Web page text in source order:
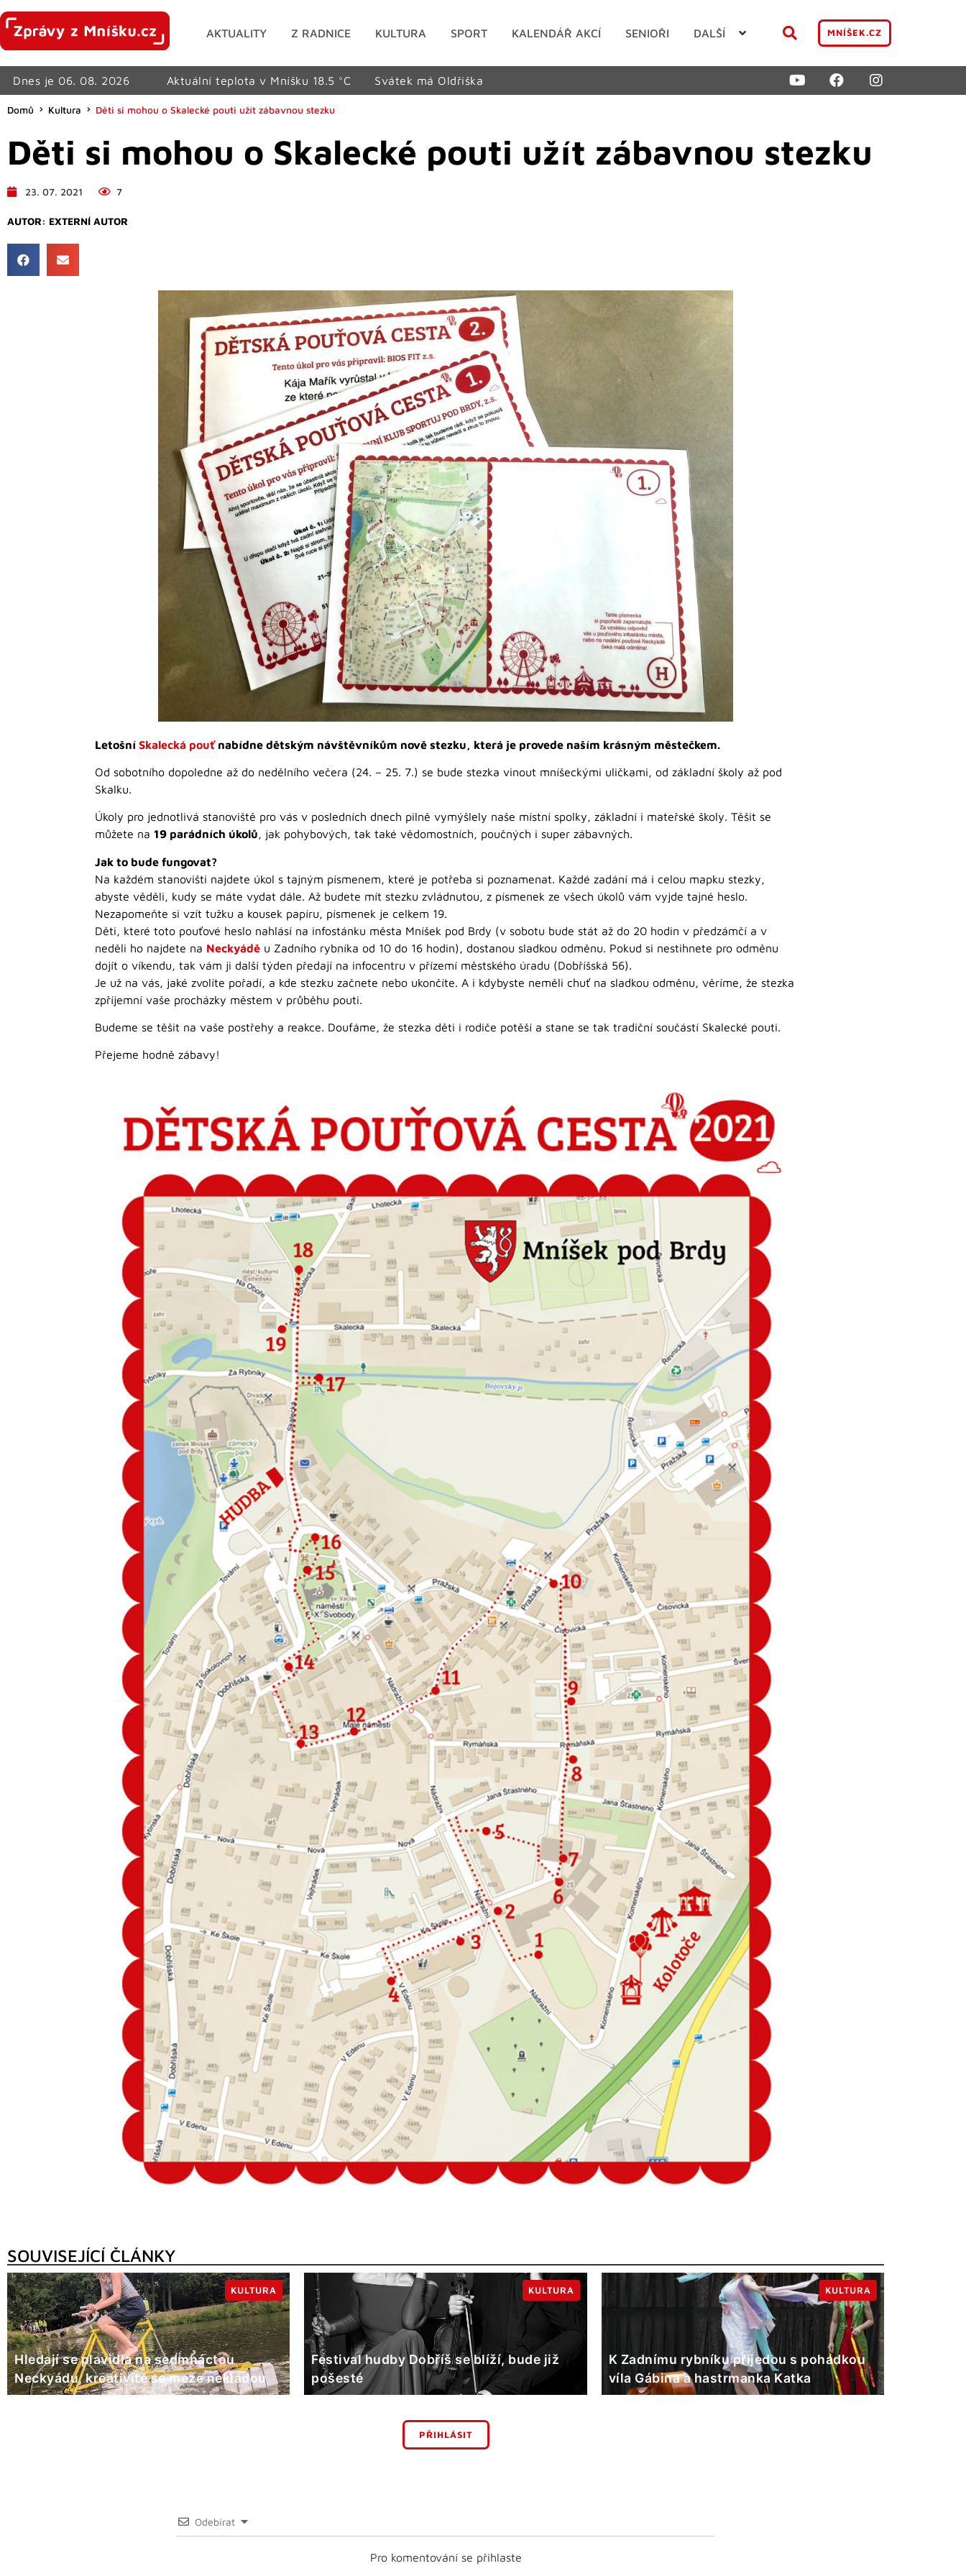
AKTUALITY Z RADNICE KULTURA SPORT KALENDÁŘ AKCÍ SENIOŘI DALŠÍ MNÍŠEK.CZ
Dnes je 06. 08. 2026 Aktuální teplota v Mníšku 18.5 °C Svátek má Oldřiška
Domů Kultura Děti si mohou o Skalecké pouti užít zábavnou stezku
Děti si mohou o Skalecké pouti užít zábavnou stezku
23. 07. 2021 7
AUTOR: EXTERNÍ AUTOR
Letošní Skalecká pouť nabídne dětským návštěvníkům nově stezku, která je provede naším krásným městečkem.
Od sobotního dopoledne až do nedělního večera (24. – 25. 7.) se bude stezka vinout mníšeckými uličkami, od základní školy až pod
Skalku.
Úkoly pro jednotlivá stanoviště pro vás v posledních dnech pilně vymýšlely naše místní spolky, základní i mateřské školy. Těšit se
můžete na 19 parádních úkolů, jak pohybových, tak také vědomostních, poučných i super zábavných.
Jak to bude fungovat?
Na každém stanovišti najdete úkol s tajným písmenem, které je potřeba si poznamenat. Každé zadání má i celou mapku stezky,
abyste věděli, kudy se máte vydat dále. Až budete mít stezku zvládnutou, z písmenek ze všech úkolů vám vyjde tajné heslo.
Nezapomeňte si vzít tužku a kousek papíru, písmenek je celkem 19.
Děti, které toto pouťové heslo nahlásí na infostánku města Mníšek pod Brdy (v sobotu bude stát až do 20 hodin v předzámčí a v
neděli ho najdete na Neckyádě u Zadního rybníka od 10 do 16 hodin), dostanou sladkou odměnu. Pokud si nestihnete pro odměnu
dojít o víkendu, tak vám ji další týden předají na infocentru v přízemí městského úradu (Dobříšská 56).
Je už na vás, jaké zvolíte pořadí, a kde stezku začnete nebo ukončíte. A i kdybyste neměli chuť na sladkou odměnu, věríme, že stezka
zpříjemní vaše procházky městem v průběhu pouti.
Budeme se těšit na vaše postřehy a reakce. Doufáme, že stezka děti i rodiče potěší a stane se tak tradiční součástí Skalecké pouti.
Přejeme hodně zábavy!
SOUVISEJÍCÍ ČLÁNKY
Hledají se plavidla na sedmnáctou
Neckyádu, kreativitě se meze nekladou
KULTURA
Festival hudby Dobříš se blíží, bude již
pošesté
KULTURA
K Zadnímu rybníku přijedou s pohádkou
víla Gábina a hastrmanka Katka
KULTURA
PŘIHLÁSIT
Odebírat
Pro komentování se přihlaste